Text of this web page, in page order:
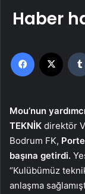
Haber
Facebook
Mou’nun
TEKNİK direktör
Bodrum FK,
başına getirdi.
“Kulübümüz
anlaşma